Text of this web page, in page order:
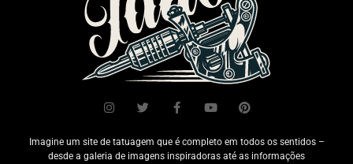
Imagine um site de tatuagem que é completo em todos os sentidos –
desde a galeria de imagens inspiradoras até as informações